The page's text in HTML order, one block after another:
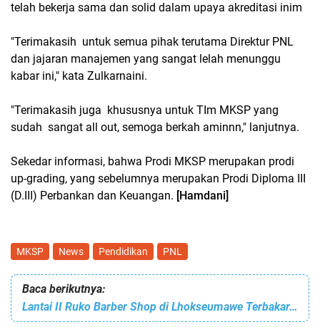
telah bekerja sama dan solid dalam upaya akreditasi inim
"Terimakasih untuk semua pihak terutama Direktur PNL
dan jajaran manajemen yang sangat lelah menunggu
kabar ini," kata Zulkarnaini.
"Terimakasih juga khususnya untuk TIm MKSP yang
sudah sangat all out, semoga berkah aminnn," lanjutnya.
Sekedar informasi, bahwa Prodi MKSP merupakan prodi
up-grading, yang sebelumnya merupakan Prodi Diploma III
(D.III) Perbankan dan Keuangan. [Hamdani]
MKSP News Pendidikan PNL
Baca berikutnya:
Lantai II Ruko Barber Shop di Lhokseumawe Terbakar, Polisi Amankan TKP